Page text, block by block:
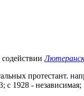
протестант.
с 1928 -